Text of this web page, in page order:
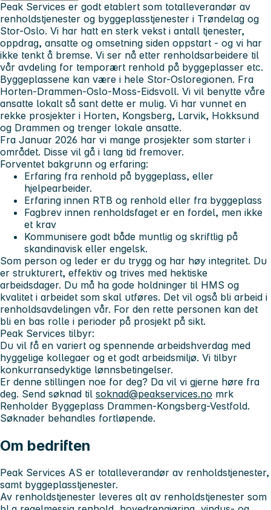
Peak Services er godt etablert som totalleverandør av
renholdstjenester og byggeplasstjenester i Trøndelag og
Stor-Oslo. Vi har hatt en sterk vekst i antall tjenester,
oppdrag, ansatte og omsetning siden oppstart - og vi har
ikke tenkt å bremse. Vi ser nå etter renholdsarbeidere til
vår avdeling for temporært renhold på byggeplasser etc.
Byggeplassene kan være i hele Stor-Osloregionen. Fra
Horten-Drammen-Oslo-Moss-Eidsvoll. Vi vil benytte våre
ansatte lokalt så sant dette er mulig. Vi har vunnet en
rekke prosjekter i Horten, Kongsberg, Larvik, Hokksund
og Drammen og trenger lokale ansatte.
Fra Januar 2026 har vi mange prosjekter som starter i
området. Disse vil gå i lang tid fremover.
Forventet bakgrunn og erfaring:
Erfaring fra renhold på byggeplass, eller
hjelpearbeider.
Erfaring innen RTB og renhold eller fra byggeplass
Fagbrev innen renholdsfaget er en fordel, men ikke
et krav
Kommunisere godt både muntlig og skriftlig på
skandinavisk eller engelsk.
Som person og leder er du trygg og har høy integritet. Du
er strukturert, effektiv og trives med hektiske
arbeidsdager. Du må ha gode holdninger til HMS og
kvalitet i arbeidet som skal utføres. Det vil også bli arbeid i
renholdsavdelingen vår. For den rette personen kan det
bli en bas rolle i perioder på prosjekt på sikt.
Peak Services tilbyr:
Du vil få en variert og spennende arbeidshverdag med
hyggelige kollegaer og et godt arbeidsmiljø. Vi tilbyr
konkurransedyktige lønnsbetingelser.
Er denne stillingen noe for deg? Da vil vi gjerne høre fra
deg. Send søknad til soknad@peakservices.no mrk
Renholder Byggeplass Drammen-Kongsberg-Vestfold.
Søknader behandles fortløpende.
Om bedriften
Peak Services AS er totalleverandør av renholdstjenester,
samt byggeplasstjenester.
Av renholdstjenester leveres alt av renholdstjenester som